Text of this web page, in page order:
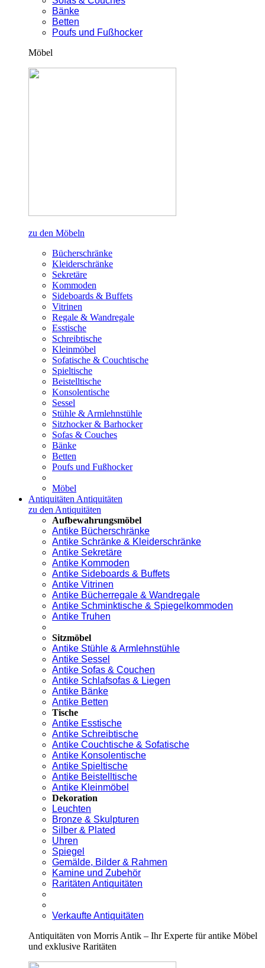
Bänke
Betten
Poufs und Fußhocker
Möbel
zu den Möbeln
Bücherschränke
Kleiderschränke
Sekretäre
Kommoden
Sideboards & Buffets
Vitrinen
Regale & Wandregale
Esstische
Schreibtische
Kleinmöbel
Sofatische & Couchtische
Spieltische
Beistelltische
Konsolentische
Sessel
Stühle & Armlehnstühle
Sitzhocker & Barhocker
Sofas & Couches
Bänke
Betten
Poufs und Fußhocker
Möbel
Antiquitäten Antiquitäten
zu den Antiquitäten
Aufbewahrungsmöbel
Antike Bücherschränke
Antike Schränke & Kleiderschränke
Antike Sekretäre
Antike Kommoden
Antike Sideboards & Buffets
Antike Vitrinen
Antike Bücherregale & Wandregale
Antike Schminktische & Spiegelkommoden
Antike Truhen
Sitzmöbel
Antike Stühle & Armlehnstühle
Antike Sessel
Antike Sofas & Couchen
Antike Schlafsofas & Liegen
Antike Bänke
Antike Betten
Tische
Antike Esstische
Antike Schreibtische
Antike Couchtische & Sofatische
Antike Konsolentische
Antike Spieltische
Antike Beistelltische
Antike Kleinmöbel
Dekoration
Leuchten
Bronze & Skulpturen
Silber & Plated
Uhren
Spiegel
Gemälde, Bilder & Rahmen
Kamine und Zubehör
Raritäten Antiquitäten
Verkaufte Antiquitäten
Antiquitäten von Morris Antik – Ihr Experte für antike Möbel
und exklusive Raritäten